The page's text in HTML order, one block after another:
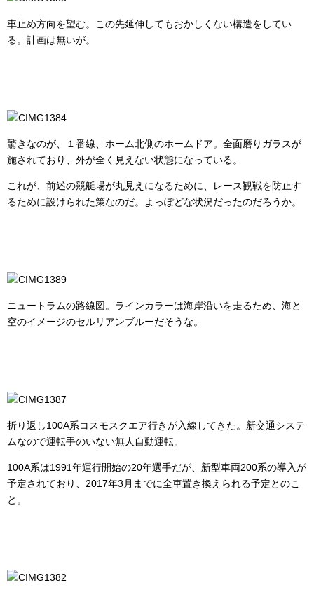
車止め方向を望む。この先延伸してもおかしくない構造をしてい
る。計画は無いが。
驚きなのが、１番線、ホーム北側のホームドア。全面磨りガラスが
施されており、外が全く見えない状態になっている。
これが、前述の競艇場が丸見えになるために、レース観戦を防止す
るために設けられた策なのだ。よっぽどな状況だったのだろうか。
ニュートラムの路線図。ラインカラーは海岸沿いを走るため、海と
空のイメージのセルリアンブルーだそうな。
折り返し100A系コスモスクエア行きが入線してきた。新交通システ
ムなので運転手のいない無人自動運転。
100A系は1991年運行開始の20年選手だが、新型車両200系の導入が
予定されており、2017年3月までに全車置き換えられる予定とのこ
と。